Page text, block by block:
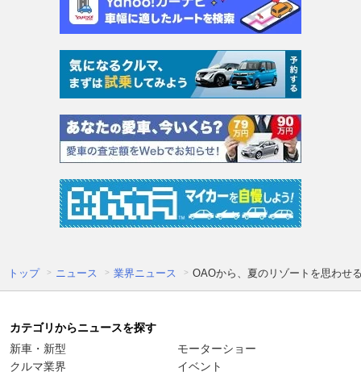
トップ ニュース 業界ニュース OAOから、夏のリゾートを思わせ
カテゴリからニュースを探す
新車・新型
クルマ業界
モーターショー
イベント